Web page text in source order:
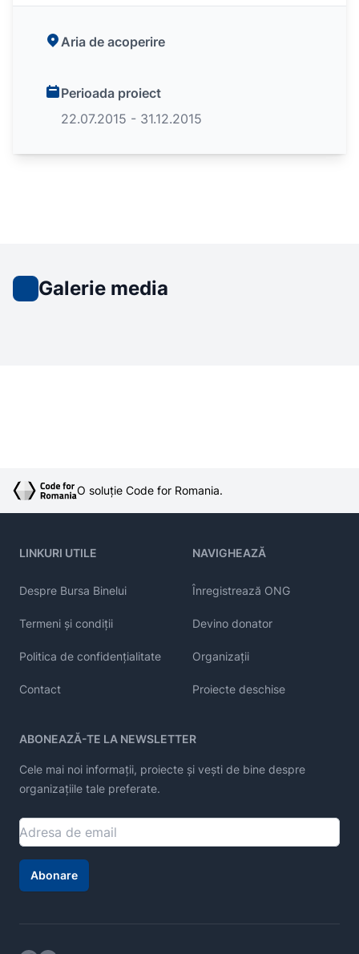
Aria de acoperire
Perioada proiect
22.07.2015 - 31.12.2015
Galerie media
O soluție Code for Romania.
LINKURI UTILE
Despre Bursa Binelui
Termeni și condiții
Politica de confidențialitate
Contact
NAVIGHEAZĂ
Înregistrează ONG
Devino donator
Organizații
Proiecte deschise
ABONEAZĂ-TE LA NEWSLETTER
Cele mai noi informații, proiecte și vești de bine despre
organizațiile tale preferate.
Abonare